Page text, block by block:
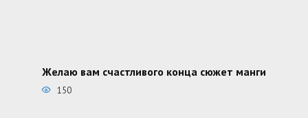
Желаю вам счастливого конца сюжет манги
150